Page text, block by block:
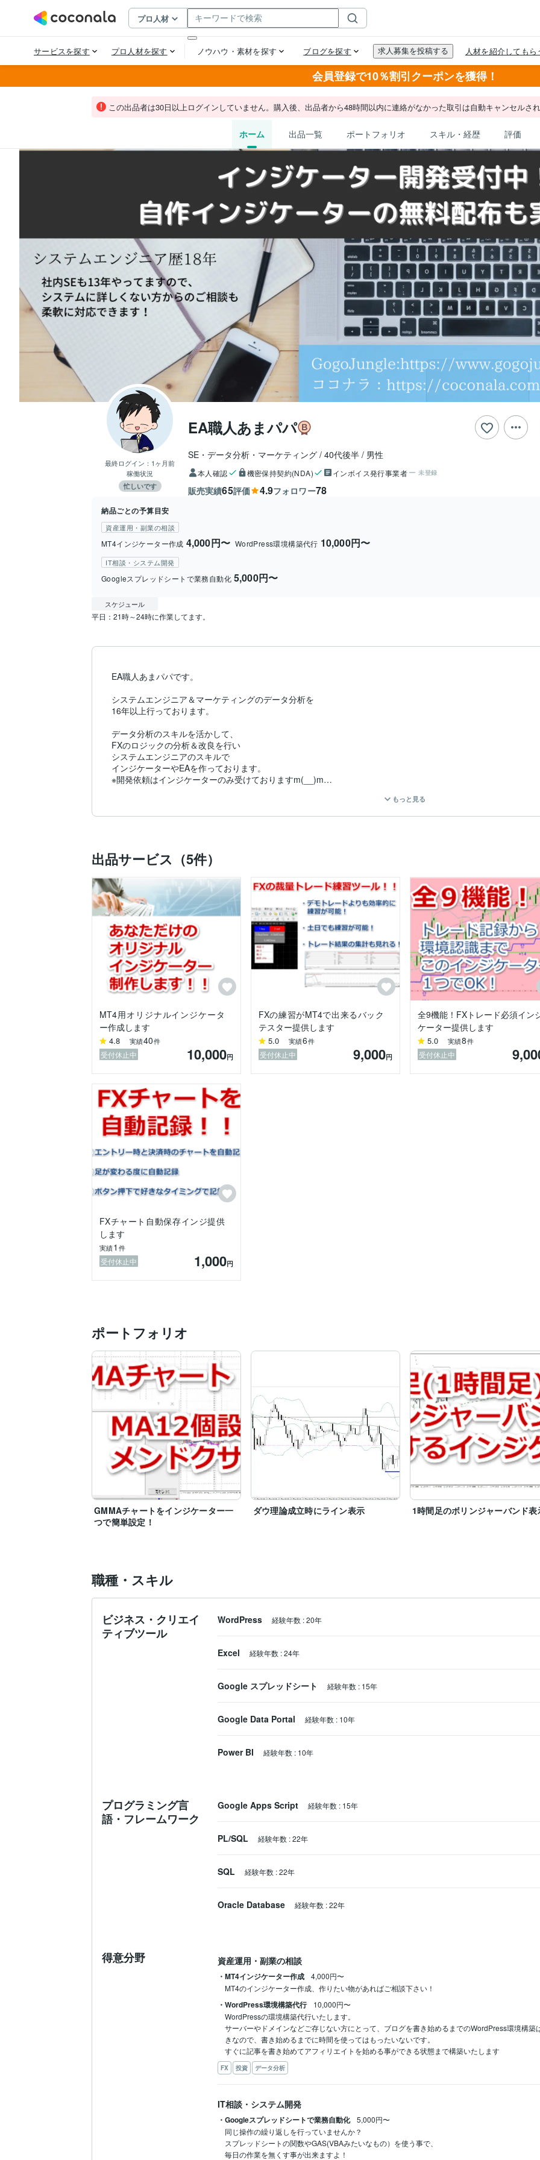
会員登録で10％割引クーポンを獲得！
この出品者は30日以上ログインしていません。購入後、出品者から48時間以内に連絡がなかった取引は自動キャンセルされ
ホーム 出品一覧 ポートフォリオ スキル・経歴 評価
最終ログイン： 1ヶ月前
稼働状況
忙しいです
EA職人あまパパ
SE・データ分析・マーケティング 40代後半 男性
本人確認 機密保持契約(NDA) インボイス発行事業者 未登録
販売実績65評価 4.9フォロワー78
納品ごとの予算目安
資産運用・副業の相談
MT4インジケーター作成 4,000円〜 WordPress環境構築代行 10,000円〜
IT相談・システム開発
Googleスプレッドシートで業務自動化 5,000円〜
スケジュール
EA職人あまパパです。
システムエンジニア＆マーケティングのデータ分析を
16年以上行っております。
データ分析のスキルを活かして、
FXのロジックの分析＆改良を行い
システムエンジニアのスキルで
インジケーターやEAを作っております。
※開発依頼はインジケーターのみ受けておりますm(__)m
システムの事に詳しくない方からの問い合わせにも柔軟に
もっと見る
出品サービス（5件）
MT4用オリジナルインジケータ
ー作成します
4.8 実績40件
受付休止中 10,000円
FXの練習がMT4で出来るバック
テスター提供します
5.0 実績6件
受付休止中 9,000円
全9機能！FXトレード必須イン
ケーター提供します
5.0 実績8件
受付休止中
FXチャート自動保存インジ提供
します
実績1 件
受付休止中 1,000円
ポートフォリオ
GMMAチャートをインジケーター一
つで簡単設定！
ダウ理論成立時にライン表示 1時間足のボリンジャーバンド表
職種・スキル
ビジネス・クリエイ
ティブツール
WordPress 経験年数 :20年
Excel 経験年数 :24年
Google スプレッドシート 経験年数 : 15年
Google Data Portal 経験年数 : 10年
Power BI 経験年数 : 10年
プログラミング言
語・フレームワーク
Google Apps Script 経験年数 : 15年
PL/SQL 経験年数 :22年
SQL 経験年数 :22年
Oracle Database 経験年数 :22年
得意分野 資産運用・副業の相談
・MT4インジケーター作成
4,000円〜
MT4のインジケーター作成、作りたい物があればご相談下さい！
・WordPress環境構築代行
10,000円〜
WordPressの環境構築代行いたします。
サーバーやドメインなどご存じない方にとって、ブログを書き始めるまでのWordPress環境構
きなので、書き始めるまでに時間を使ってはもったいないです。
FX 投資 データ分析
IT相談・システム開発
・Googleスプレッドシートで業務自動化
5,000円〜
同じ操作の繰り返しを行っていませんか？
スプレッドシートの関数やGAS(VBAみたいなもの）を使う事で、
毎日の作業を無くす事が出来ますよ！